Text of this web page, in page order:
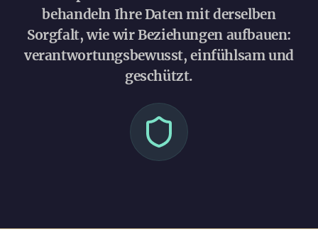
behandeln Ihre Daten mit derselben
Sorgfalt, wie wir Beziehungen aufbauen:
verantwortungsbewusst, einfühlsam und
geschützt.